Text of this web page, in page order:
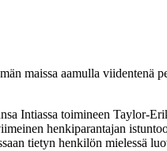
maissa aamulla
Intiassa toimineen Taylor-
henkiparantajan
tietyn henkilön mielessä